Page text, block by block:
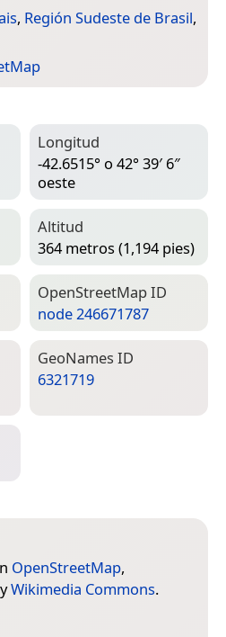
, Región Sudeste de Brasil,
Longitud
-42.6515° o 42° 39′ 6″
oeste
Altitud
364 metros (1,194 pies)
Open­Street­Map ID
node 246671787
Geo­Names ID
6321719
OpenStreetMap,
yWikimedia Commons.